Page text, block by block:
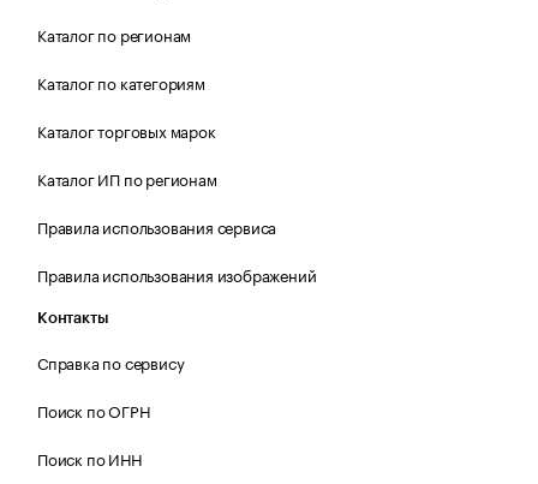
Каталог по регионам
Каталог по категориям
Каталог торговых марок
Каталог ИП по регионам
Правила использования сервиса
Правила использования изображений
Контакты
Справка по сервису
Поиск по ОГРН
Поиск по ИНН